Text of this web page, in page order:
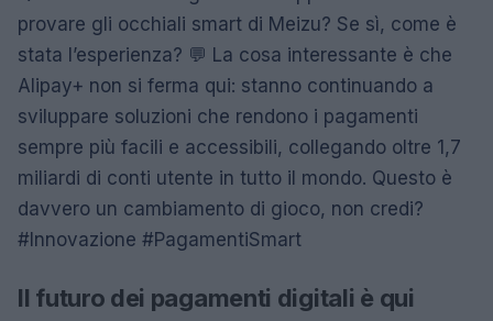
provare gli occhiali smart di Meizu? Se sì, come è
stata l’esperienza? 💬 La cosa interessante è che
Alipay+ non si ferma qui: stanno continuando a
sviluppare soluzioni che rendono i pagamenti
sempre più facili e accessibili, collegando oltre 1,7
miliardi di conti utente in tutto il mondo. Questo è
davvero un cambiamento di gioco, non credi?
#Innovazione #PagamentiSmart
Il futuro dei pagamenti digitali è qui